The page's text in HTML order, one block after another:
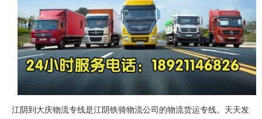
江阴到大庆物流专线是江阴铁骑物流公司的物流货运专线。天天发